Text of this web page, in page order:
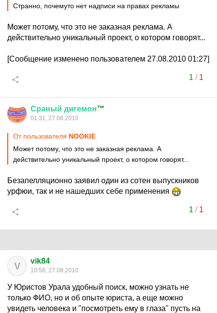
Странно, почемуто нет надписи на правах рекламы
Может потому, что это не заказная реклама. А
действительно уникальный проект, о котором говорят...
[Сообщение изменено пользователем 27.08.2010 01:27]
1 / 1
Сраный дигемон™
01:31, 27.08.2010
От пользователя NOOKIE
Может потому, что это не заказная реклама. А
действительно уникальный проект, о котором говорят...
Безапелляционно заявил один из сотен выпускников
урфюи, так и не нашедших себе применения
1 / 1
V vik84
10:56, 27.08.2010
У Юристов Урала удобный поиск, можно узнать не
только ФИО, но и об опыте юриста, а еще можно
увидеть человека и "посмотреть ему в глаза" пусть на